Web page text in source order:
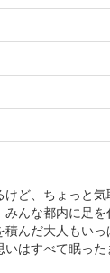
ど、ちょっと
んな都内に足
んだ大人もい
はすべて眠った